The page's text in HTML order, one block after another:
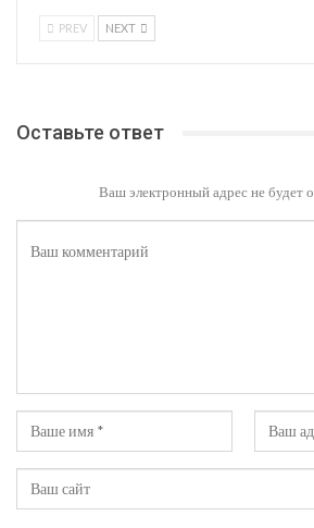
PREV NEXT
Оставьте ответ
Ваш электронный адрес не будет